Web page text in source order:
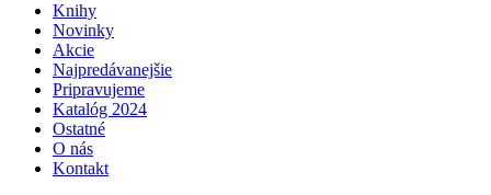
Knihy
Novinky
Akcie
Najpredávanejšie
Pripravujeme
Katalóg 2024
Ostatné
O nás
Kontakt